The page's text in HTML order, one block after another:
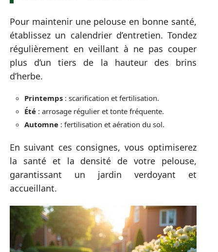
Pour maintenir une pelouse en bonne santé,
établissez un calendrier d’entretien. Tondez
régulièrement en veillant à ne pas couper
plus d’un tiers de la hauteur des brins
d’herbe.
Printemps : scarification et fertilisation.
Été : arrosage régulier et tonte fréquente.
Automne : fertilisation et aération du sol.
En suivant ces consignes, vous optimiserez
la santé et la densité de votre pelouse,
garantissant un jardin verdoyant et
accueillant.